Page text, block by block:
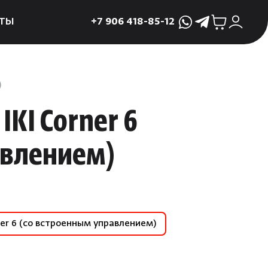
для печей
слива
+7 906 418-85-12
WhatsApp
Telegram
Corner 6
6 (со встроенным управлением)